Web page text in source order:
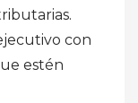
con
estén